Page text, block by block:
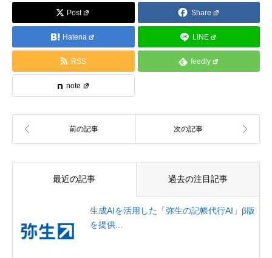
Post Share
Hatena LINE
RSS feedly
note
最近の記事 過去の注目記事
生成AIを活用した「弥生の記帳代行AI」β版
を提供...